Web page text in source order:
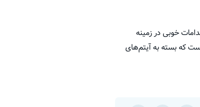
سربازان گفت: این موضوع به سازمان‌های نیروهای مسلح بر می‌گردد؛ اما از سال ۱۴۰۱ اقدامات خوبی در زمینه
حقوق دریافتی سربازان ۶ میلیون و ۵۰۰ هزار تومان است که بسته به آیتم‌های